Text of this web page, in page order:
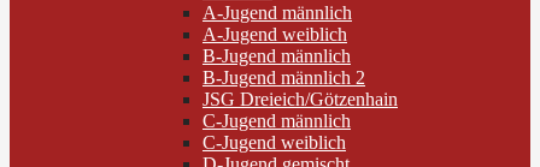
A-Jugend männlich
A-Jugend weiblich
B-Jugend männlich
B-Jugend männlich 2
JSG Dreieich/Götzenhain
C-Jugend männlich
C-Jugend weiblich